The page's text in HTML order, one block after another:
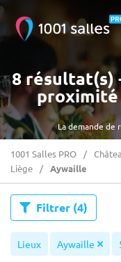
La demande de
8 résultat(s)
proximité
1001 Salles PRO
Liège
Aywaille
Filtrer (4)
Lieux Aywaille